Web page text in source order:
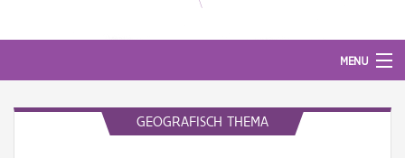
MENU
GEOGRAFISCH THEMA